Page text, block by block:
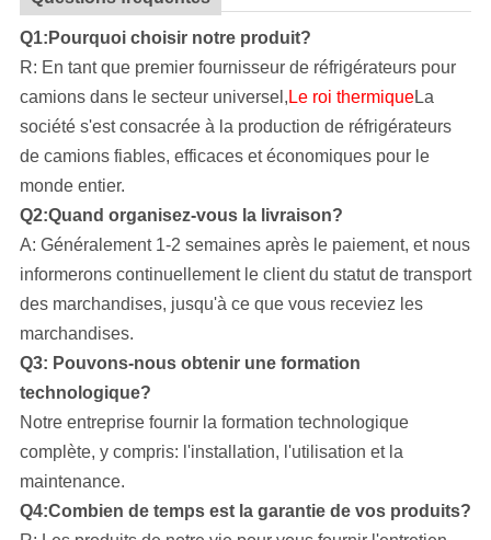
Q1:Pourquoi choisir notre produit?
R: En tant que premier fournisseur de réfrigérateurs pour
camions dans le secteur universel, Le roi thermiqueLa
société s'est consacrée à la production de réfrigérateurs
de camions fiables, efficaces et économiques pour le
monde entier.
Q2:Quand organisez-vous la livraison?
A: Généralement 1-2 semaines après le paiement, et nous
informerons continuellement le client du statut de transport
des marchandises, jusqu'à ce que vous receviez les
marchandises.
Q3: Pouvons-nous obtenir une formation
technologique?
Notre entreprise fournir la formation technologique
complète, y compris: l'installation, l'utilisation et la
maintenance.
Q4:Combien de temps est la garantie de vos produits?